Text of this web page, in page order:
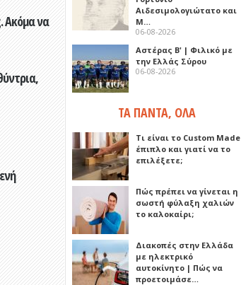
Ακόμα να
Αιδεσιμολογιώτατο και
Μ…
06-08-2026
Αστέρας Β' | Φιλικό με
την Ελλάς Σύρου
06-08-2026
ΤΑ ΠΑΝΤΑ, ΟΛΑ
Τι είναι το Custom Made
έπιπλο και γιατί να το
επιλέξετε;
Πώς πρέπει να γίνεται η
σωστή φύλαξη χαλιών
το καλοκαίρι;
Διακοπές στην Ελλάδα
με ηλεκτρικό
αυτοκίνητο | Πώς να
προετοιμάσε…